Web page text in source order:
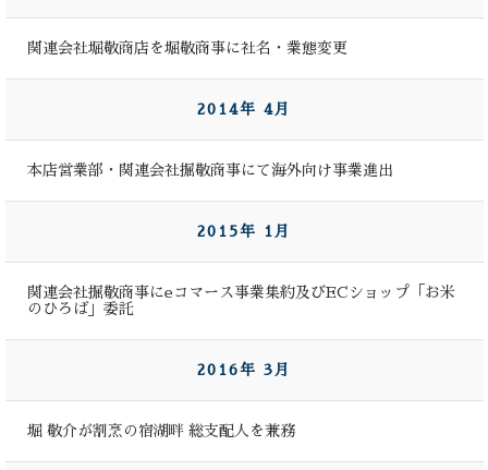
関連会社堀敬商店を堀敬商事に社名・業態変更
2014年 4月
本店営業部・関連会社掘敬商事にて海外向け事業進出
2015年 1月
関連会社掘敬商事にeコマース事業集約及びECショップ「お米
のひろば」委託
2016年 3月
堀 敬介が割烹の宿湖畔 総支配人を兼務